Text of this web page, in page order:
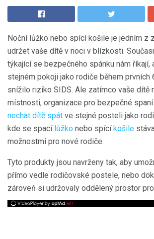
Noční lůžko nebo spící košile je jedním z
udržet vaše dítě v noci v blízkosti.
týkající se bezpečného spánku nám říkají,
stejném pokoji jako rodiče během prvních
snížilo riziko SIDS. Ale zatímco vaše dítě
místnosti, organizace pro bezpečné spaní
nechat dítě spát ve stejné posteli jako
kde se spací lůžko nebo spícíkošile
možnostmi pro nové rodiče.
Tyto produkty jsou navrženy tak, aby
přímo vedle rodičovské postele, nebo
zároveň si udržovaly oddělený prostor